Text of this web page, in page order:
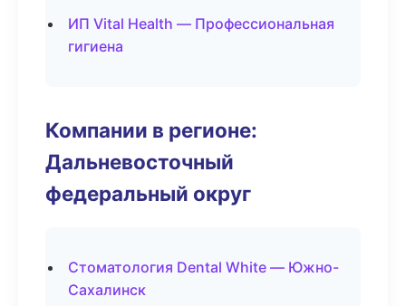
ИП Vital Health — Профессиональная
гигиена
Компании в регионе:
Дальневосточный
федеральный округ
Стоматология Dental White — Южно-
Сахалинск